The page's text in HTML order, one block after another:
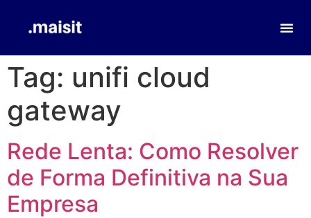
Tag: unifi cloud
gateway
Rede Lenta: Como Resolver
de Forma Definitiva na Sua
Empresa